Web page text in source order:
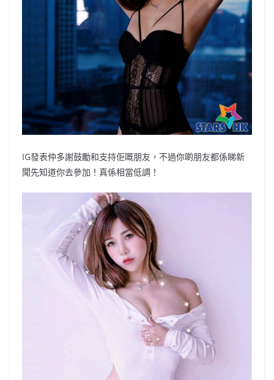
IG發表仲多謝鼓勵和支持佢嘅朋友，不過你啲朋友都係睇新
聞先知道你去參加！真係相當低調！